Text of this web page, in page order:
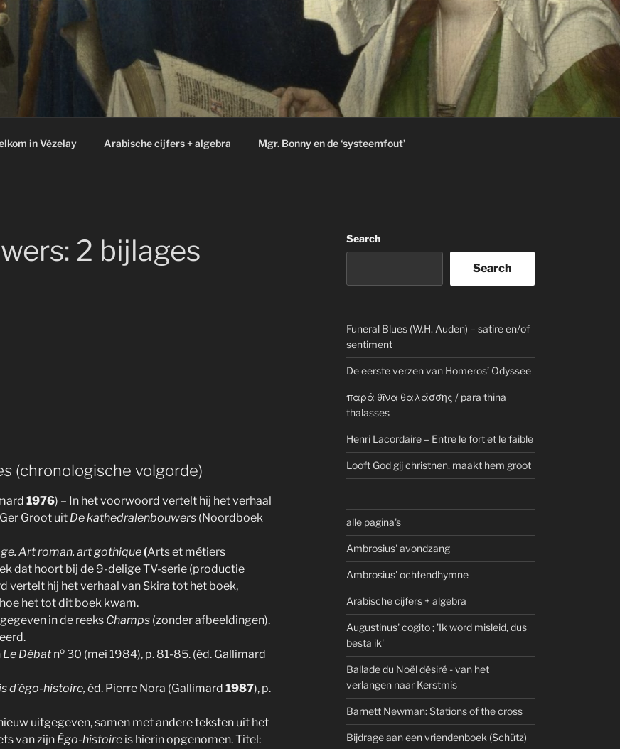
in Vézelay Arabische cijfers + algebra Mgr. Bonny en de ‘systeemfout’
2 bijlages
(chronologische volgorde)
1976) – In het voorwoord vertelt hij het verhaal
Groot uit De kathedralenbouwers (Noordboek
Art roman, art gothique(Arts et métiers
dat hoort bij de 9-delige TV-serie (productie
vertelt hij het verhaal van Skira tot het boek,
het tot dit boek kwam.
in de reeks Champs (zonder afbeeldingen).
Le Débat no 30 (mei 1984), p. 81-85. (éd. Gallimard
d’égo-histoire, éd. Pierre Nora (Gallimard 1987), p.
uitgegeven, samen met andere teksten uit het
van zijn Égo-histoire is hierin opgenomen. Titel:
Search
Search
Funeral Blues (W.H. Auden) – satire en/of
sentiment
De eerste verzen van Homeros’ Odyssee
παρὰ θῖνα θαλάσσης / para thina
thalasses
Henri Lacordaire – Entre le fort et le faible
Looft God gij christnen, maakt hem groot
alle pagina's
Ambrosius' avondzang
Ambrosius' ochtendhymne
Arabische cijfers + algebra
Augustinus' cogito ; 'Ik word misleid, dus
besta ik'
Ballade du Noël désiré - van het
verlangen naar Kerstmis
Barnett Newman: Stations of the cross
Bijdrage aan een vriendenboek (Schütz)